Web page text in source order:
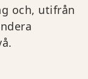
och, utifrån